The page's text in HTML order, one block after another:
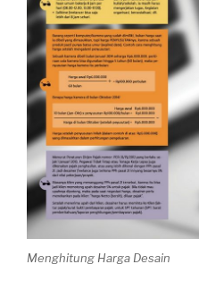
Menghitung Harga Desain